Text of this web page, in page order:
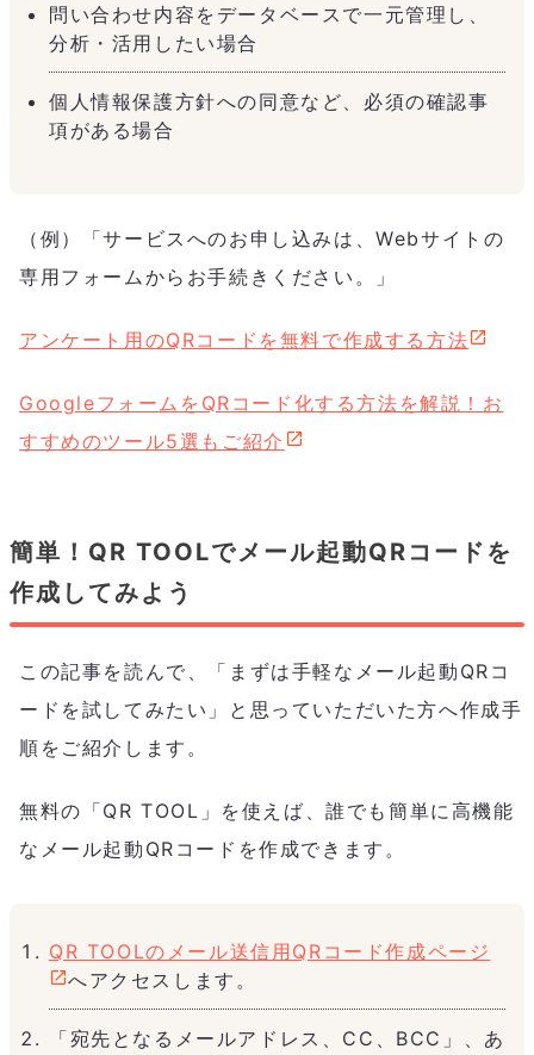
問い合わせ内容をデータベースで一元管理し、
分析・活用したい場合
個人情報保護方針への同意など、必須の確認事
項がある場合
（例）「サービスへのお申し込みは、Webサイトの
専用フォームからお手続きください。」
アンケート用のQRコードを無料で作成する方法
GoogleフォームをQRコード化する方法を解説！お
すすめのツール5選もご紹介
簡単！QR TOOLでメール起動QRコードを
作成してみよう
この記事を読んで、「まずは手軽なメール起動QRコ
ードを試してみたい」と思っていただいた方へ作成手
順をご紹介します。
無料の「QR TOOL」を使えば、誰でも簡単に高機能
なメール起動QRコードを作成できます。
QR TOOLのメール送信用QRコード作成ページ
へアクセスします。
「宛先となるメールアドレス、CC、BCC」、あ